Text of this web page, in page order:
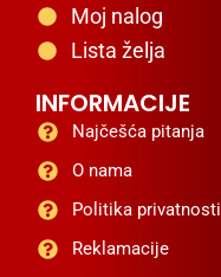
Moj nalog
Lista želja
INFORMACIJE
Najčešća pitanja
O nama
Politika privatnosti
Reklamacije